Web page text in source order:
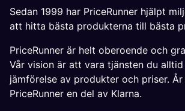
Sedan 1999 har PriceRunner hjälpt
att hitta bästa produkterna till bästa
PriceRunner är helt oberoende och
Vår vision är att vara tjänsten du
jämförelse av produkter och priser.
PriceRunner en del av Klarna.